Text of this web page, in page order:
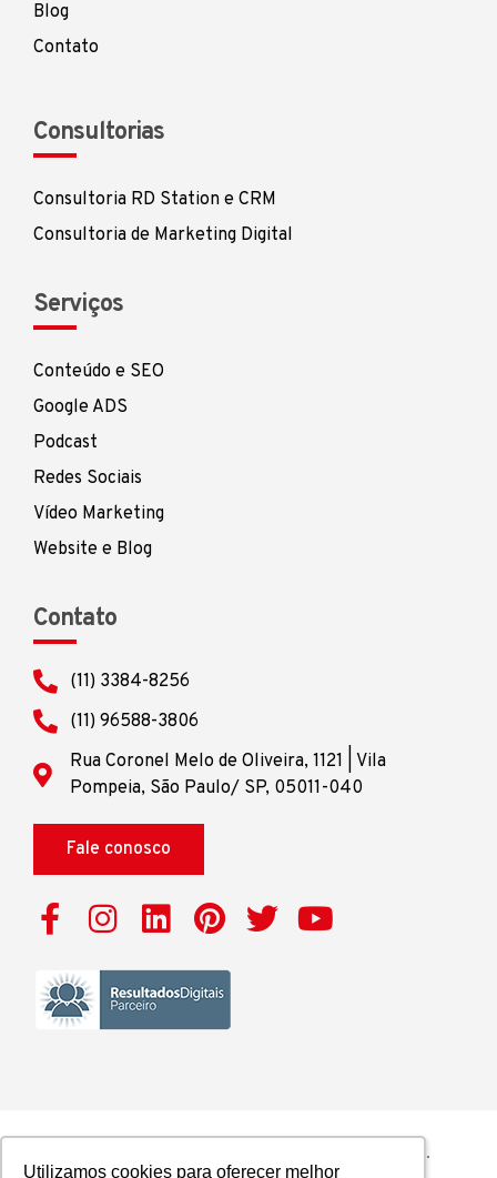
Utilizamos cookies para oferecer melhor
Utilizamos cookies para oferecer melhor
Blog
Contato
Consultorias
Consultoria RD Station e CRM
Consultoria de Marketing Digital
Serviços
Conteúdo e SEO
Google ADS
Podcast
Redes Sociais
Vídeo Marketing
Website e Blog
Contato
(11) 3384-8256
(11) 96588-3806
Rua Coronel Melo de Oliveira, 1121 | Vila
Pompeia, São Paulo/ SP, 05011-040
Fale conosco
2025 © Grupo ICE | Todos os direitos reservados.